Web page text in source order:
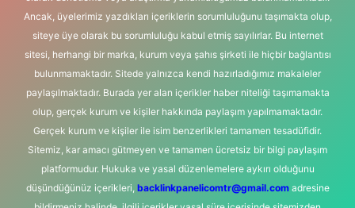
Ancak, üyelerimiz yazdıkları içeriklerin sorumluluğunu taşımakta olup,
siteye üye olarak bu sorumluluğu kabul etmiş sayılırlar. Bu internet
sitesi, herhangi bir marka, kurum veya şahıs şirketi ile hiçbir bağlantısı
bulunmamaktadır. Sitede yalnızca kendi hazırladığımız makaleler
paylaşılmaktadır. Burada yer alan içerikler haber niteliği taşımamakta
olup, gerçek kurum ve kişiler hakkında paylaşım yapılmamaktadır.
Gerçek kurum ve kişiler ile isim benzerlikleri tamamen tesadüfidir.
Sitemiz, kar amacı gütmeyen ve tamamen ücretsiz bir bilgi paylaşım
platformudur. Hukuka ve yasal düzenlemelere aykırı olduğunu
düşündüğünüz içerikleri, backlinkpanelicomtr@gmail.comadresine